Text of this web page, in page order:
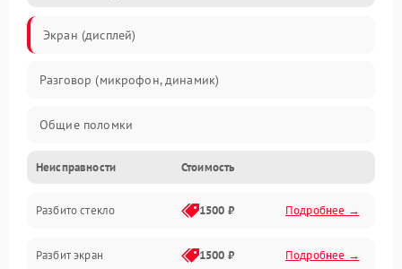
Экран (дисплей)
Разговор (микрофон, динамик)
Общие поломки
Проблемы связи
Камеры
Проблемы с дисплеем и сенсором
Неисправности Стоимость
Разбито стекло 1500 ₽ Подробнее →
Разбит экран 1500 ₽ Подробнее →